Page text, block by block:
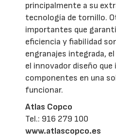
principalmente a su
tecnología de tornillo.
importantes que
eficiencia y fiabilidad
engranajes integrada,
el innovador diseño
componentes en una
funcionar.
Atlas Copco
Tel.: 916 279 100
www.atlascopco.es